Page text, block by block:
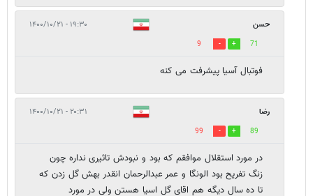
حسن ۱۹:۳۰ - ۱۴۰۰/۱۰/۲۱
71
9
فوتبال آسیا پیشرفت می کنه
رضا ۲۰:۳۱ - ۱۴۰۰/۱۰/۲۱
89
99
در مورد استقلال موافقم که بود و نبودش تاثیری نداره چون
زنگ تفریح بود الونگا و عمر عبدالرحمان انقدر بهش گل زدن که
تا ده سال دیگه هم اقای گل اسیا هستن ولی در مورد